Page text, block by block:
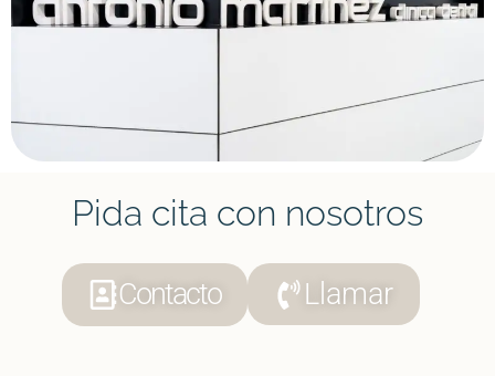
Pida cita con nosotros
Contacto Llamar